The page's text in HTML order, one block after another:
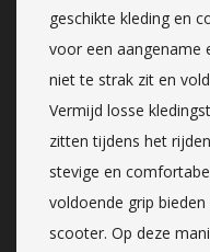
geschikte kleding en
voor een aangename
niet te strak zit en
Vermijd losse
zitten tijdens het
stevige en
voldoende grip
scooter. Op deze